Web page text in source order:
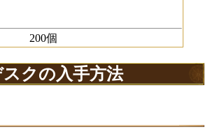
200個
クの入手方法